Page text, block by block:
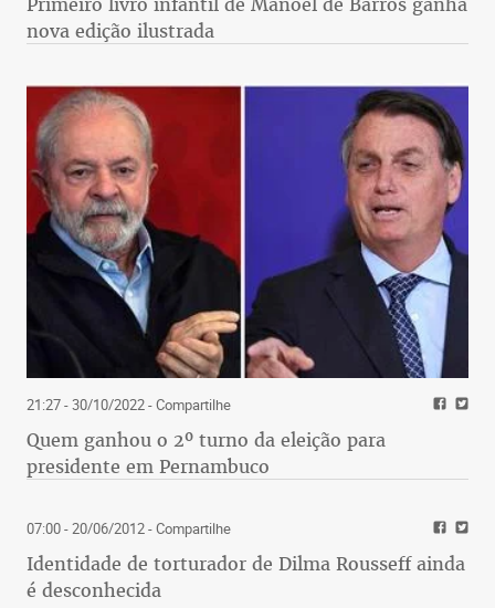
nova edição ilustrada
21:27 - 30/10/2022- Compartilhe
Quem ganhou o 2º turno da eleição para
presidente em Pernambuco
07:00 - 20/06/2012- Compartilhe
Identidade de torturador de Dilma Rousseff ainda
é desconhecida